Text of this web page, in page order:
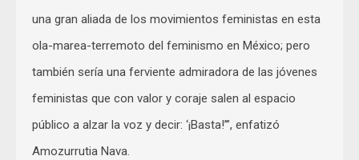
una gran aliada de los movimientos feministas en esta
ola-marea-terremoto del feminismo en México; pero
también sería una ferviente admiradora de las jóvenes
feministas que con valor y coraje salen al espacio
público a alzar la voz y decir: ‘¡Basta!’”, enfatizó
Amozurrutia Nava.